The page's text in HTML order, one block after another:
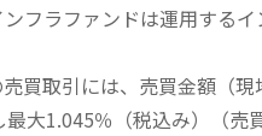
フラファンドは運用する
買取引には、売買金額（
大1.045％（税込み）（